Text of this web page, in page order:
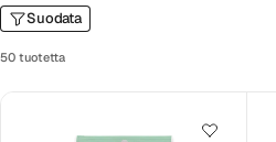
vaihtoehto.
Suodata
50 tuotetta